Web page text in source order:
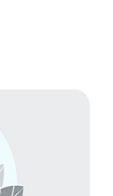
路则包括香